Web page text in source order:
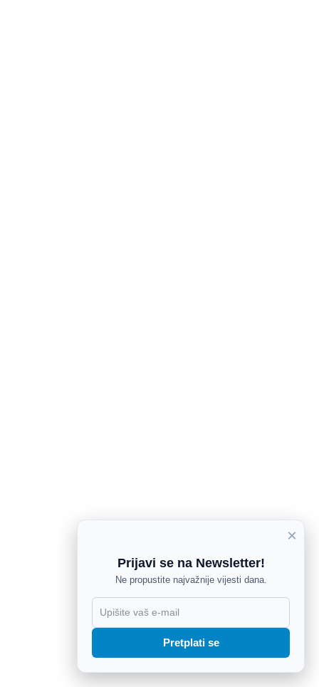
×
Prijavi se na Newsletter!
Ne propustite najvažnije vijesti dana.
Pretplati se